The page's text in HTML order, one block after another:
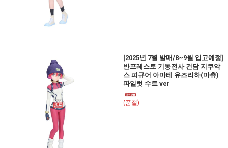
[2025년 7월 발매/8~9월 입고예정]
반프레스토 기동전사 건담 지쿠악
스 피규어 아마테 유즈리하(마츄)
파일럿 수트 ver
(품절)